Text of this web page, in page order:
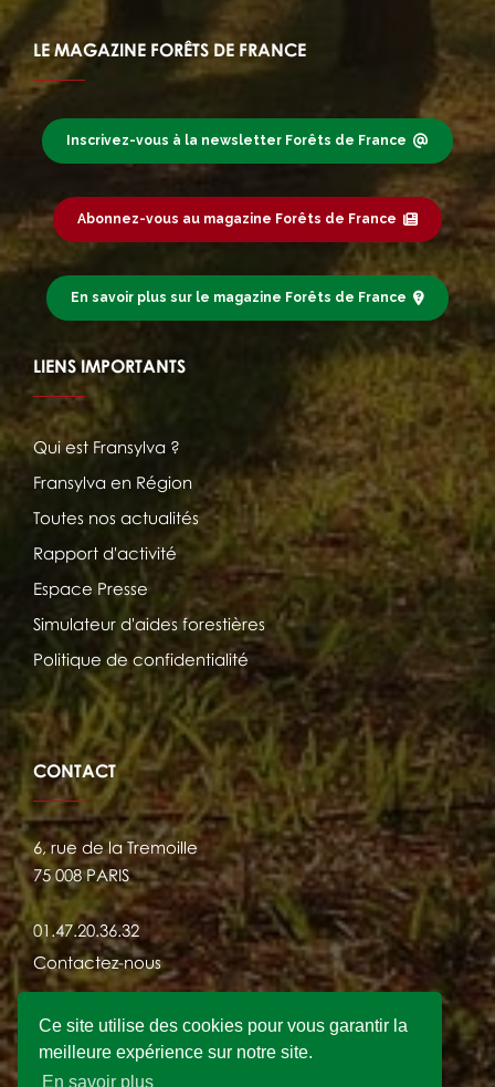
Ce site utilise des cookies pour vous garantir la
meilleure expérience sur notre site.
En savoir plus
LE MAGAZINE FORÊTS DE FRANCE
Inscrivez-vous à la newsletter Forêts de France
Abonnez-vous au magazine Forêts de France
En savoir plus sur le magazine Forêts de France
LIENS IMPORTANTS
Qui est Fransylva ?
Fransylva en Région
Toutes nos actualités
Rapport d'activité
Espace Presse
Simulateur d'aides forestières
Politique de confidentialité
CONTACT
6, rue de la Tremoille
75 008 PARIS
01.47.20.36.32
Contactez-nous